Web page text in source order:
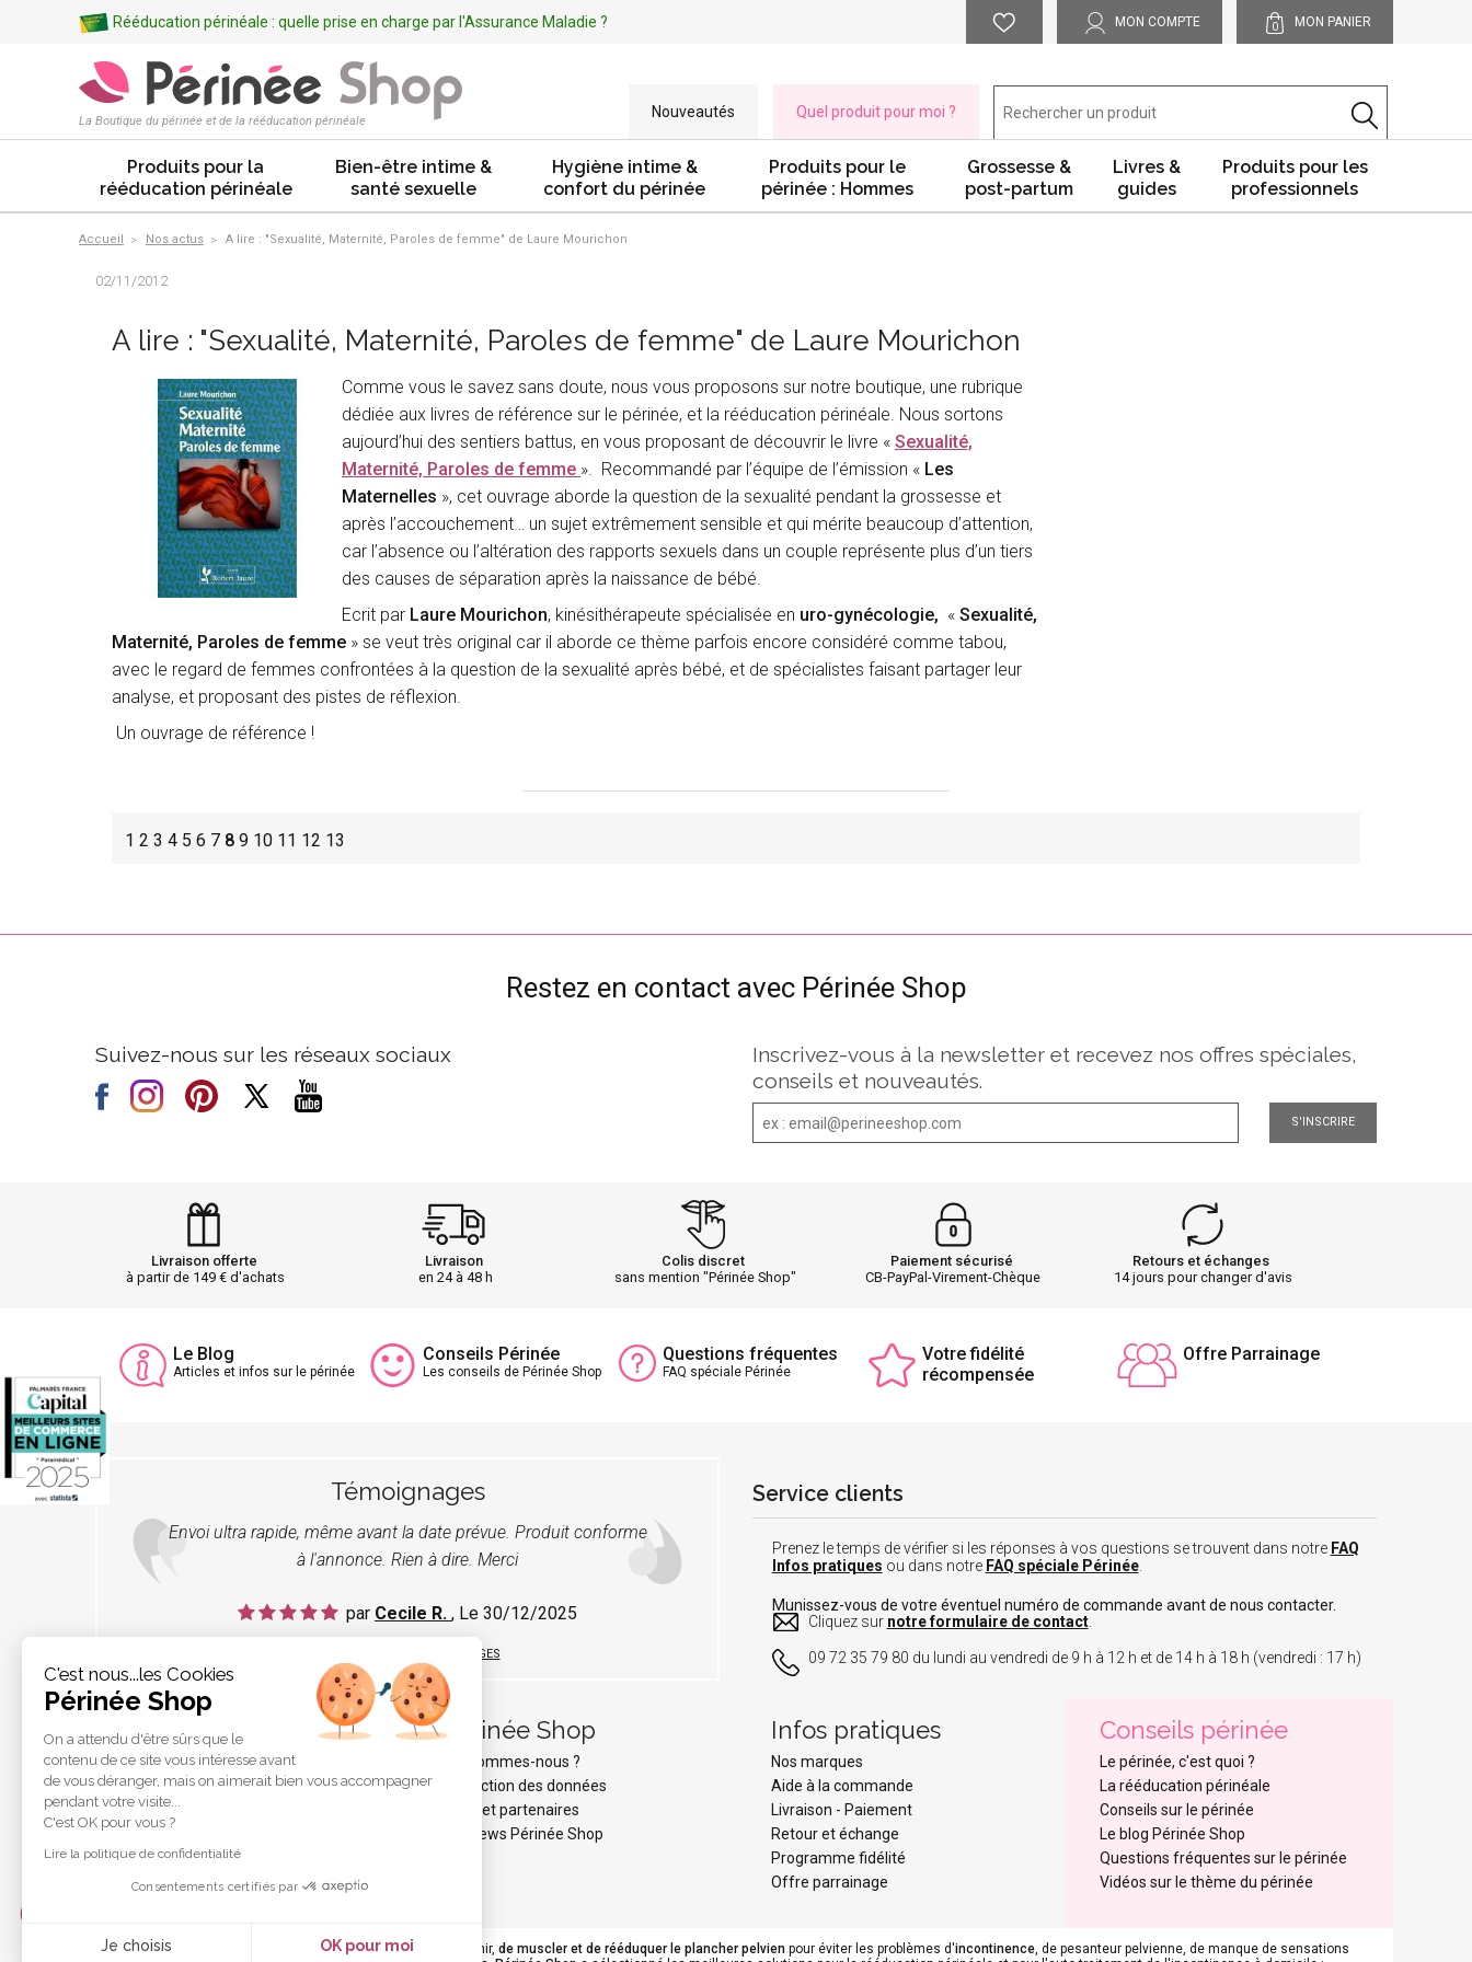
Rééducation périnéale : quelle prise en charge par l'Assurance Maladie ? MON COMPTE 0 MON PANIER
La Boutique du périnée et de la rééducation périnéale
Nouveautés Quel produit pour moi ?
Produits pour la
rééducation périnéale
Bien-être intime &
santé sexuelle
Hygiène intime &
confort du périnée
Produits pour le
périnée : Hommes
Grossesse &
post-partum
Livres &
guides
Produits pour les
professionnels
Accueil Nos actus A lire : "Sexualité, Maternité, Paroles de femme" de Laure Mourichon
02/11/2012
A lire : "Sexualité, Maternité, Paroles de femme" de Laure Mourichon
Comme vous le savez sans doute, nous vous proposons sur notre boutique, une rubrique
dédiée aux livres de référence sur le périnée, et la rééducation périnéale. Nous sortons
aujourd’hui des sentiers battus, en vous proposant de découvrir le livre « Sexualité,
Maternité, Paroles de femme ». Recommandé par l’équipe de l’émission « Les
Maternelles », cet ouvrage aborde la question de la sexualité pendant la grossesse et
après l’accouchement… un sujet extrêmement sensible et qui mérite beaucoup d’attention,
car l’absence ou l’altération des rapports sexuels dans un couple représente plus d’un tiers
des causes de séparation après la naissance de bébé.
Ecrit par Laure Mourichon, kinésithérapeute spécialisée en uro-gynécologie, « Sexualité,
Maternité, Paroles de femme » se veut très original car il aborde ce thème parfois encore considéré comme tabou,
avec le regard de femmes confrontées à la question de la sexualité après bébé, et de spécialistes faisant partager leur
analyse, et proposant des pistes de réflexion.
Un ouvrage de référence !
1 2 3 4 5 6 7 8 9 10 11 12 13
Restez en contact avec Périnée Shop
Suivez-nous sur les réseaux sociaux
Inscrivez-vous à la newsletter et recevez nos offres spéciales,
conseils et nouveautés.
S'INSCRIRE
Livraison offerte
à partir de 149 € d'achats
Livraison
en 24 à 48 h
Colis discret
sans mention "Périnée Shop"
Paiement sécurisé
CB-PayPal-Virement-Chèque
Retours et échanges
14 jours pour changer d'avis
Le Blog
Articles et infos sur le périnée
Conseils Périnée
Les conseils de Périnée Shop
Questions fréquentes
FAQ spéciale Périnée
Votre fidélité
récompensée
Offre Parrainage
Témoignages
Envoi ultra rapide, même avant la date prévue. Produit conforme
à l'annonce. Rien à dire. Merci
par Cecile R. , Le 30/12/2025
LIRE TOUS LES TÉMOIGNAGES
Service clients
Prenez le temps de vérifier si les réponses à vos questions se trouvent dans notre FAQ
Infos pratiques ou dans notre FAQ spéciale Périnée.
Munissez-vous de votre éventuel numéro de commande avant de nous contacter.
Cliquez sur notre formulaire de contact.
09 72 35 79 80 du lundi au vendredi de 9 h à 12 h et de 14 h à 18 h (vendredi : 17 h)
Périnée Shop
Qui sommes-nous ?
Protection des données
Liens et partenaires
Les news Périnée Shop
Infos pratiques
Nos marques
Aide à la commande
Livraison - Paiement
Retour et échange
Programme fidélité
Offre parrainage
Conseils périnée
Le périnée, c'est quoi ?
La rééducation périnéale
Conseils sur le périnée
Le blog Périnée Shop
Questions fréquentes sur le périnée
Vidéos sur le thème du périnée
Votrepérinée est précieux ! Il est donc primordial d'entretenir, de muscler et de rééduquer le plancher pelvien pour éviter les problèmes d'incontinence, de pesanteur pelvienne, de manque de sensations
C'est nous...les Cookies
Périnée Shop
On a attendu d'être sûrs que le
contenu de ce site vous intéresse avant
de vous déranger, mais on aimerait bien vous accompagner
pendant votre visite...
C'est OK pour vous ?
Lire la politique de confidentialité
Consentements certifiés par
Je choisis OK pour moi